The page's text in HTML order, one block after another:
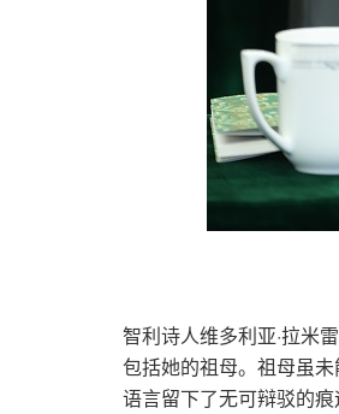
智利诗人维多利亚·拉米
包括她的祖母。祖母虽
语言留下了无可辩驳的